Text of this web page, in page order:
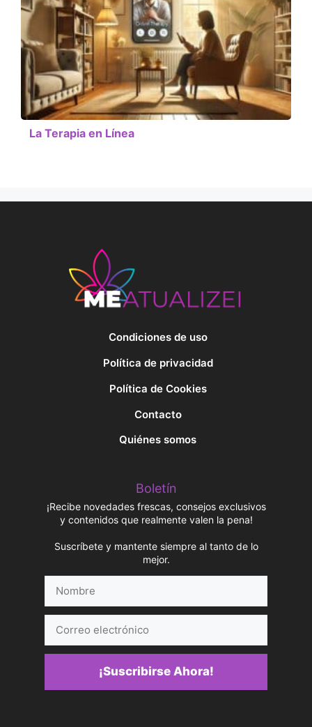
La Terapia en Línea
Condiciones de uso
Política de privacidad
Política de Cookies
Contacto
Quiénes somos
Boletín
¡Recibe novedades frescas, consejos exclusivos
y contenidos que realmente valen la pena!
Suscríbete y mantente siempre al tanto de lo
mejor.
electrónico
¡Suscribirse Ahora!